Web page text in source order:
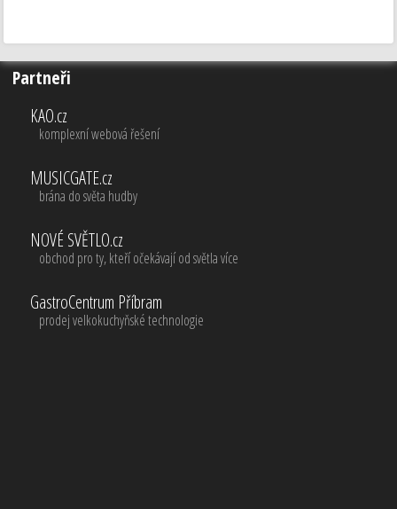
Partneři
KAO.cz
komplexní webová řešení
MUSICGATE.cz
brána do světa hudby
NOVÉ SVĚTLO.cz
obchod pro ty, kteří očekávají od světla více
GastroCentrum Příbram
prodej velkokuchyňské technologie